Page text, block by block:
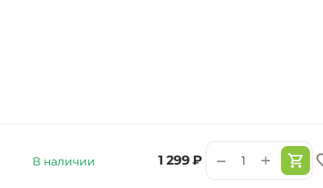
В наличии ‍1 299‍ ₽ +
−